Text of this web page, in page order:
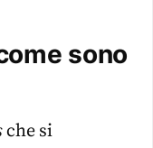
sono
che si